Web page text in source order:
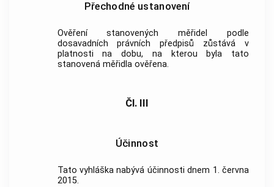
Přechodné ustanovení
Ověření stanovených měřidel podle
dosavadních právních předpisů zůstává v
platnosti na dobu, na kterou byla tato
stanovená měřidla ověřena.
Čl. III
Účinnost
Tato vyhláška nabývá účinnosti dnem 1. června
2015.